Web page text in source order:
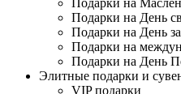
Подарки на
Подарки на День
Подарки на День
Подарки на
Подарки на День
Элитные подарки и
VIP подарки